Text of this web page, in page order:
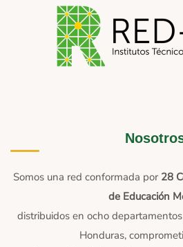
Somos una red conformada por 28
de Educación
distribuidos en ocho
Honduras,